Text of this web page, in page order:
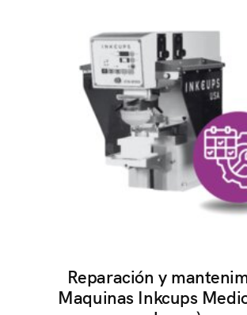
Reparación y
Maquinas Inkcups